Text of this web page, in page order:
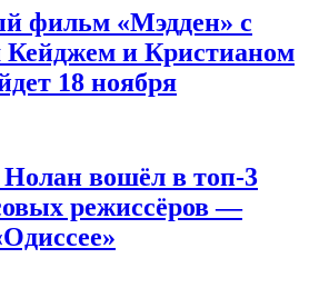
фильм «Мэдден» с
и Кристианом
18 ноября
вошёл в топ-3
режиссёров —